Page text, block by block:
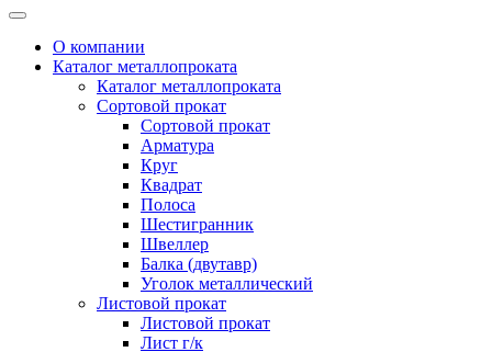
О компании
Каталог металлопроката
Каталог металлопроката
Сортовой прокат
Сортовой прокат
Арматура
Круг
Квадрат
Полоса
Шестигранник
Швеллер
Балка (двутавр)
Уголок металлический
Листовой прокат
Листовой прокат
Лист г/к